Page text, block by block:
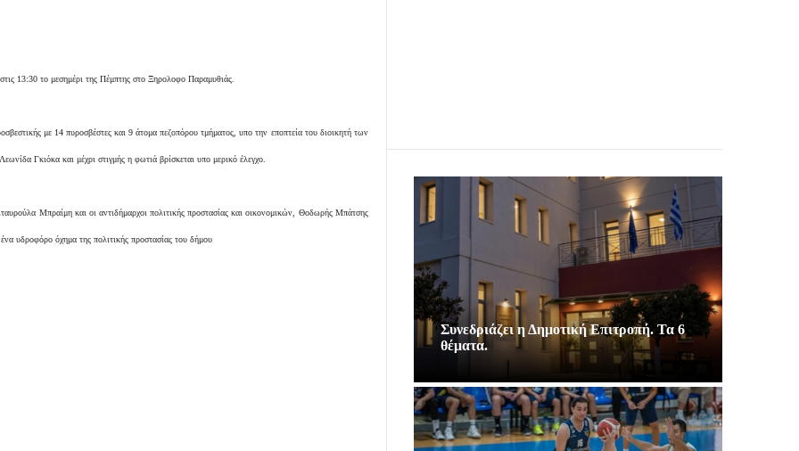
13:30 το μεσημέρι της Πέμπτης στο Ξηρολοφο Παραμυθιάς.
με 14 πυροσβέστες και 9 άτομα πεζοπόρου τμήματος, υπο την εποπτεία του διοικητή των
Γκιόκα και μέχρι στιγμής η φωτιά βρίσκεται υπο μερικό έλεγχο.
Μπραίμη και οι αντιδήμαρχοι πολιτικής προστασίας και οικονομικών, Θοδωρής Μπάτσης
ένα υδροφόρο όχημα της πολιτικής προστασίας του δήμου
Συνεδριάζει η Δημοτική Επιτροπή. Τα 6
θέματα.